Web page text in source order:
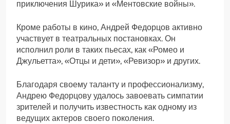
приключения Шурика» и «Ментовские войны».
Кроме работы в кино, Андрей Федорцов активно
участвует в театральных постановках. Он
исполнил роли в таких пьесах, как «Ромео и
Джульетта», «Отцы и дети», «Ревизор» и других.
Благодаря своему таланту и профессионализму,
Андрею Федорцову удалось завоевать симпатии
зрителей и получить известность как одному из
ведущих актеров своего поколения.